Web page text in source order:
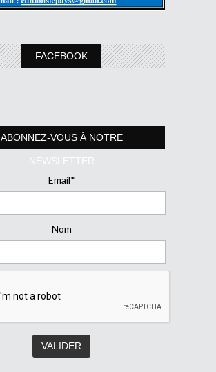
FACEBOOK
ABONNEZ-VOUS À NOTRE
NEWSLETTER
Email*
Nom